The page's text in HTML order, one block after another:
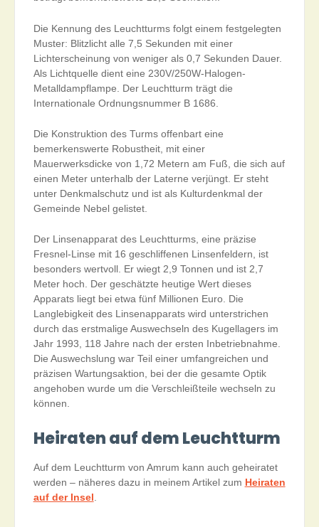
Die Kennung des Leuchtturms folgt einem festgelegten
Muster: Blitzlicht alle 7,5 Sekunden mit einer
Lichterscheinung von weniger als 0,7 Sekunden Dauer.
Als Lichtquelle dient eine 230V/250W-Halogen-
Metalldampflampe. Der Leuchtturm trägt die
Internationale Ordnungsnummer B 1686.
Die Konstruktion des Turms offenbart eine
bemerkenswerte Robustheit, mit einer
Mauerwerksdicke von 1,72 Metern am Fuß, die sich auf
einen Meter unterhalb der Laterne verjüngt. Er steht
unter Denkmalschutz und ist als Kulturdenkmal der
Gemeinde Nebel gelistet.
Der Linsenapparat des Leuchtturms, eine präzise
Fresnel-Linse mit 16 geschliffenen Linsenfeldern, ist
besonders wertvoll. Er wiegt 2,9 Tonnen und ist 2,7
Meter hoch. Der geschätzte heutige Wert dieses
Apparats liegt bei etwa fünf Millionen Euro. Die
Langlebigkeit des Linsenapparats wird unterstrichen
durch das erstmalige Auswechseln des Kugellagers im
Jahr 1993, 118 Jahre nach der ersten Inbetriebnahme.
Die Auswechslung war Teil einer umfangreichen und
präzisen Wartungsaktion, bei der die gesamte Optik
angehoben wurde um die Verschleißteile wechseln zu
können.
Heiraten auf dem Leuchtturm
Auf dem Leuchtturm von Amrum kann auch geheiratet
werden – näheres dazu in meinem Artikel zum Heiraten
auf der Insel .